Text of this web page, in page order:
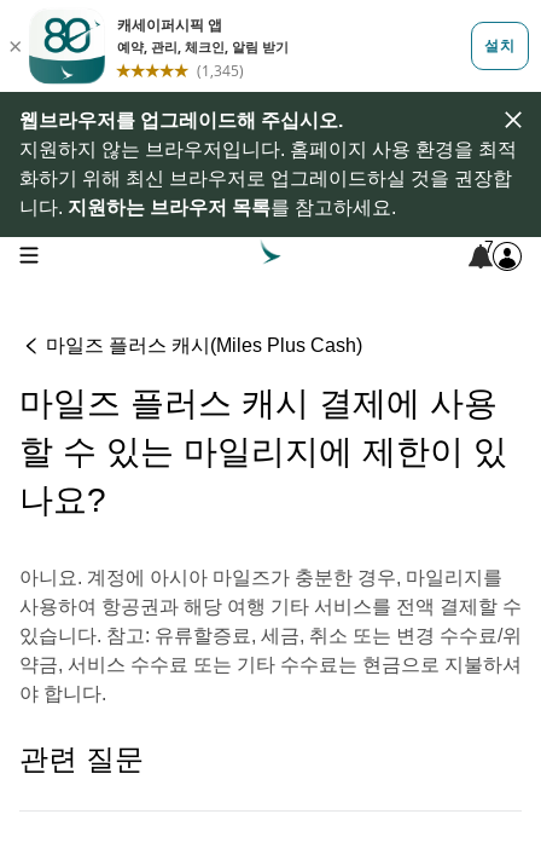
웹브라우저를 업그레이드해 주십시오.
지원하지 않는 브라우저입니다. 홈페이지 사용 환경을 최적
화하기 위해 최신 브라우저로 업그레이드하실 것을 권장합
니다. 지원하는 브라우저 목록를 참고하세요.
open navigation menu 7
마일즈 플러스 캐시(Miles Plus Cash)
마일즈 플러스 캐시 결제에 사용
할 수 있는 마일리지에 제한이 있
나요?
아니요. 계정에 아시아 마일즈가 충분한 경우, 마일리지를
사용하여 항공권과 해당 여행 기타 서비스를 전액 결제할 수
있습니다. 참고: 유류할증료, 세금, 취소 또는 변경 수수료/위
약금, 서비스 수수료 또는 기타 수수료는 현금으로 지불하셔
야 합니다.
관련 질문